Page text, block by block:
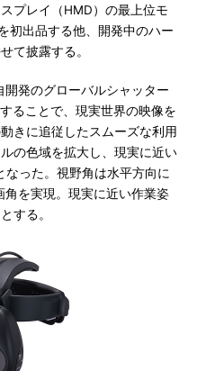
プレイ（HMD）の最上位モ
初出品する他、開発中のハー
て披露する。
発のグローバルシャッター
ることで、現実世界の映像を
きに追従したスムーズな利用
の色域を拡大し、現実に近い
った。視野角は水平方向に
を実現。現実に近い作業姿
する。